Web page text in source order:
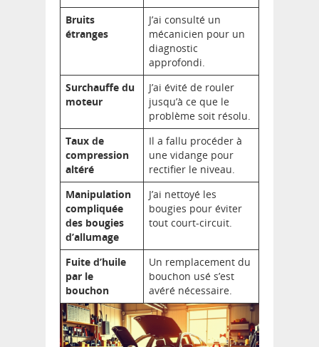
Bruits
étranges
J’ai consulté un
mécanicien pour un
diagnostic
approfondi.
Surchauffe du
moteur
J’ai évité de rouler
jusqu’à ce que le
problème soit résolu.
Taux de
compression
altéré
Il a fallu procéder à
une vidange pour
rectifier le niveau.
Manipulation
compliquée
des bougies
d’allumage
J’ai nettoyé les
bougies pour éviter
tout court-circuit.
Fuite d’huile
par le
bouchon
Un remplacement du
bouchon usé s’est
avéré nécessaire.